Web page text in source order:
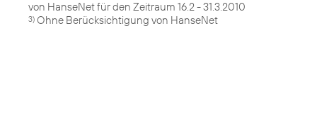
3) Ohne Berücksichtigung von HanseNet